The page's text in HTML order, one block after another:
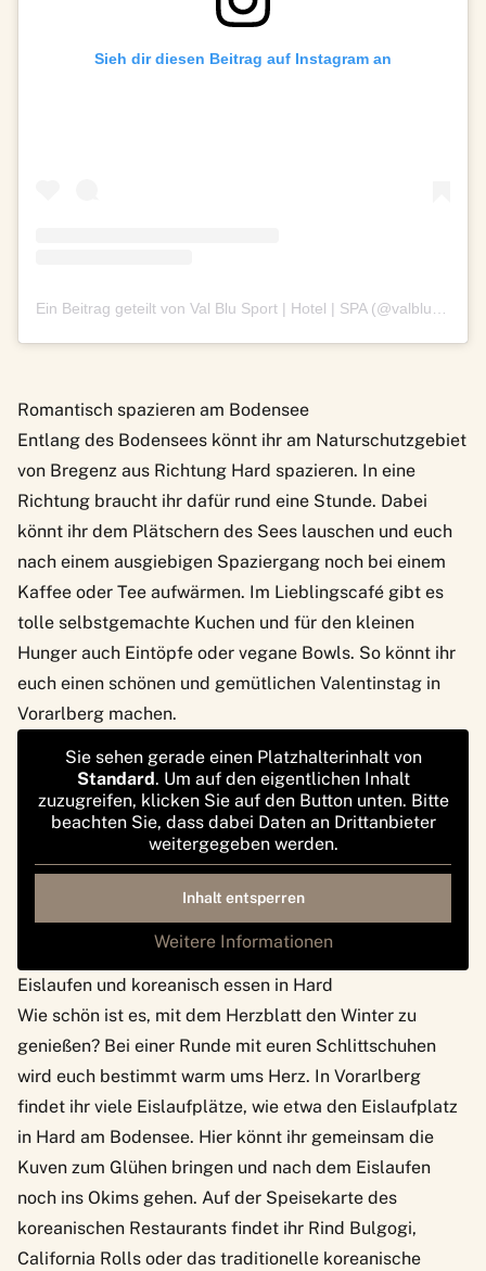
Sieh dir diesen Beitrag auf Instagram an
Romantisch spazieren am Bodensee
Entlang des Bodensees könnt ihr am Naturschutzgebiet
von Bregenz aus Richtung Hard spazieren. In eine
Richtung braucht ihr dafür rund eine Stunde. Dabei
könnt ihr dem Plätschern des Sees lauschen und euch
nach einem ausgiebigen Spaziergang noch bei einem
Kaffee oder Tee aufwärmen. Im Lieblingscafé gibt es
tolle selbstgemachte Kuchen und für den kleinen
Hunger auch Eintöpfe oder vegane Bowls. So könnt ihr
euch einen schönen und gemütlichen Valentinstag in
Vorarlberg machen.
Sie sehen gerade einen Platzhalterinhalt von
Standard. Um auf den eigentlichen Inhalt
zuzugreifen, klicken Sie auf den Button unten. Bitte
beachten Sie, dass dabei Daten an Drittanbieter
weitergegeben werden.
Inhalt entsperren
Weitere Informationen
Eislaufen und koreanisch essen in Hard
Wie schön ist es, mit dem Herzblatt den Winter zu
genießen? Bei einer Runde mit euren Schlittschuhen
wird euch bestimmt warm ums Herz. In Vorarlberg
findet ihr viele Eislaufplätze, wie etwa den Eislaufplatz
in Hard am Bodensee. Hier könnt ihr gemeinsam die
Kuven zum Glühen bringen und nach dem Eislaufen
noch ins Okims gehen. Auf der Speisekarte des
koreanischen Restaurants findet ihr Rind Bulgogi,
California Rolls oder das traditionelle koreanische